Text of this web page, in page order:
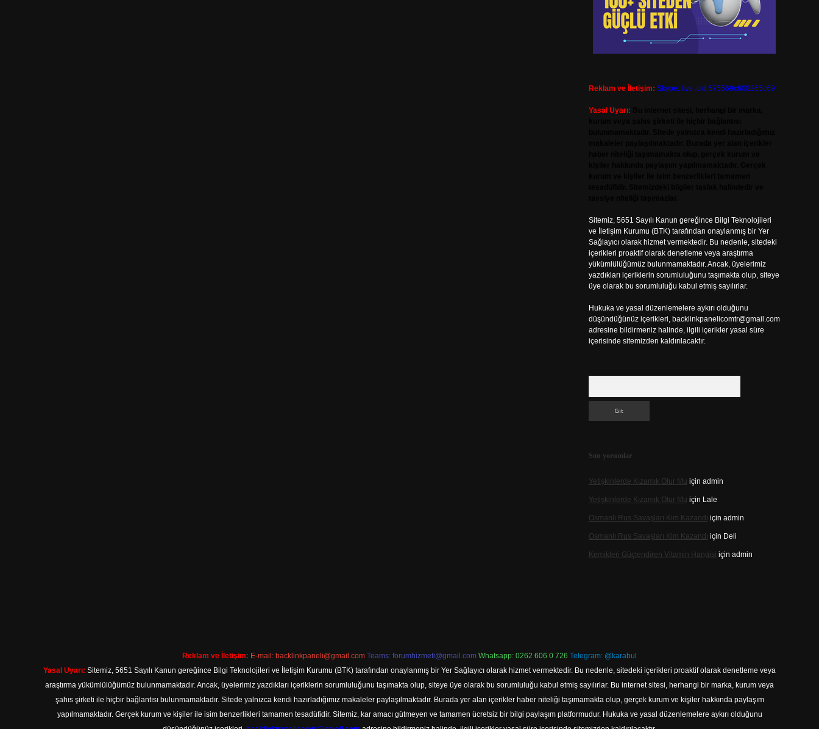
Reklam ve İletişim: Skype: live:.cid.575569c608265c69
Yasal Uyarı:
Sitemiz, 5651 Sayılı Kanun gereğince Bilgi Teknolojileri
ve İletişim Kurumu (BTK) tarafından onaylanmış bir Yer
Sağlayıcı olarak hizmet vermektedir. Bu nedenle, sitedeki
içerikleri proaktif olarak denetleme veya araştırma
yükümlülüğümüz bulunmamaktadır. Ancak, üyelerimiz
yazdıkları içeriklerin sorumluluğunu taşımakta olup, siteye
üye olarak bu sorumluluğu kabul etmiş sayılırlar.
Hukuka ve yasal düzenlemelere aykırı olduğunu
düşündüğünüz içerikleri, backlinkpanelicomtr@gmail.com
adresine bildirmeniz halinde, ilgili içerikler yasal süre
içerisinde sitemizden kaldırılacaktır.
Son yorumlar
Yetişkinlerde Kızamık Olur Mu için admin
Yetişkinlerde Kızamık Olur Mu için Lale
Osmanlı Rus Savaşları Kim Kazandı için admin
Osmanlı Rus Savaşları Kim Kazandı için Deli
Kemikleri Güçlendiren Vitamin Hangisi için admin
Reklam ve İletişim: E-mail: backlinkpaneli@gmail.com Teams: forumhizmeti@gmail.com Whatsapp: 0262 606 0 726 Telegram: @karabul
Yasal Uyarı: Sitemiz, 5651 Sayılı Kanun gereğince Bilgi Teknolojileri ve İletişim Kurumu (BTK) tarafından onaylanmış bir Yer Sağlayıcı olarak hizmet vermektedir. Bu nedenle, sitedeki içerikleri proaktif olarak denetleme veya
araştırma yükümlülüğümüz bulunmamaktadır. Ancak, üyelerimiz yazdıkları içeriklerin sorumluluğunu taşımakta olup, siteye üye olarak bu sorumluluğu kabul etmiş sayılırlar. Bu internet sitesi, herhangi bir marka, kurum veya
şahıs şirketi ile hiçbir bağlantısı bulunmamaktadır. Sitede yalnızca kendi hazırladığımız makaleler paylaşılmaktadır. Burada yer alan içerikler haber niteliği taşımamakta olup, gerçek kurum ve kişiler hakkında paylaşım
yapılmamaktadır. Gerçek kurum ve kişiler ile isim benzerlikleri tamamen tesadüfidir. Sitemiz, kar amacı gütmeyen ve tamamen ücretsiz bir bilgi paylaşım platformudur. Hukuka ve yasal düzenlemelere aykırı olduğunu